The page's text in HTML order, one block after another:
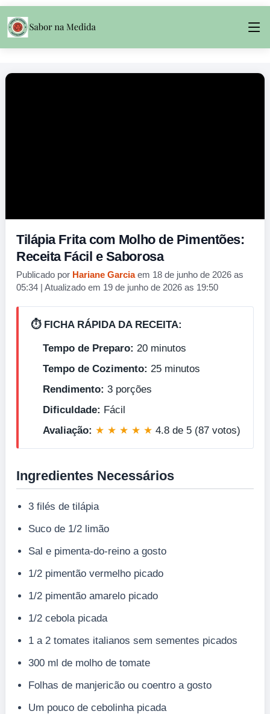
Tilápia Frita com Molho de Pimentões:
Receita Fácil e Saborosa
Publicado por Hariane Garciaem 18 de junho de 2026 as
05:34 | Atualizado em 19 de junho de 2026 as 19:50
⏱️ FICHA RÁPIDA DA RECEITA:
Tempo de Preparo: 20 minutos
Tempo de Cozimento: 25 minutos
Rendimento: 3 porções
Dificuldade: Fácil
Avaliação: ★ ★ ★ ★ ★ 4.8 de 5 (87 votos)
Ingredientes Necessários
3 filés de tilápia
Suco de 1/2 limão
Sal e pimenta-do-reino a gosto
1/2 pimentão vermelho picado
1/2 pimentão amarelo picado
1/2 cebola picada
1 a 2 tomates italianos sem sementes picados
300 ml de molho de tomate
Folhas de manjericão ou coentro a gosto
Um pouco de cebolinha picada